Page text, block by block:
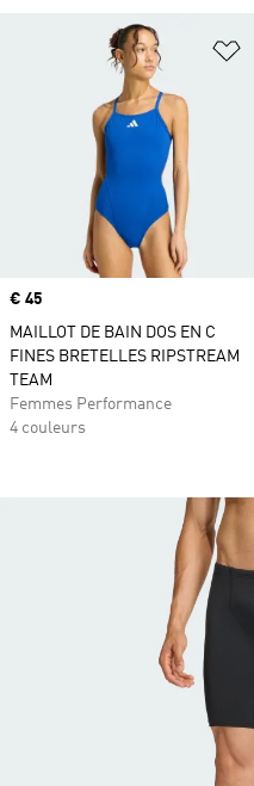
Prix
€ 45
MAILLOT DE BAIN DOS EN C
FINES BRETELLES RIPSTREAM
TEAM
Femmes Performance
4 couleurs